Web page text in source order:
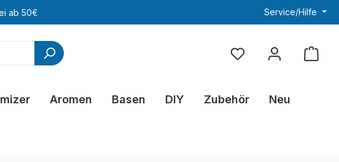
ab 50€ Service/Hilfe
Du hast 0 Produkte
Aromen Basen DIY Zubehör Neu